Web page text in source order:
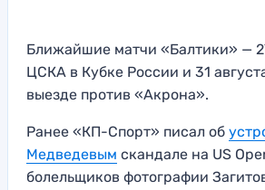
Ближайшие матчи «Балтики» —
ЦСКА в Кубке России и 31
выезде против «Акрона».
Ранее «КП-Спорт» писал об
Медведевым скандале на US
болельщиков фотографии